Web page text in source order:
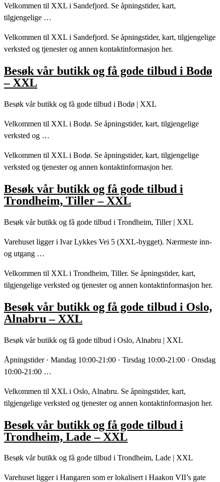
Velkommen til XXL i Sandefjord. Se åpningstider, kart,
tilgjengelige …
Velkommen til XXL i Sandefjord. Se åpningstider, kart, tilgjengelige
verksted og tjenester og annen kontaktinformasjon her.
Besøk vår butikk og få gode tilbud i Bodø
– XXL
Besøk vår butikk og få gode tilbud i Bodø | XXL
Velkommen til XXL i Bodø. Se åpningstider, kart, tilgjengelige
verksted og …
Velkommen til XXL i Bodø. Se åpningstider, kart, tilgjengelige
verksted og tjenester og annen kontaktinformasjon her.
Besøk vår butikk og få gode tilbud i
Trondheim, Tiller – XXL
Besøk vår butikk og få gode tilbud i Trondheim, Tiller | XXL
Varehuset ligger i Ivar Lykkes Vei 5 (XXL-bygget). Nærmeste inn-
og utgang …
Velkommen til XXL i Trondheim, Tiller. Se åpningstider, kart,
tilgjengelige verksted og tjenester og annen kontaktinformasjon her.
Besøk vår butikk og få gode tilbud i Oslo,
Alnabru – XXL
Besøk vår butikk og få gode tilbud i Oslo, Alnabru | XXL
Åpningstider · Mandag 10:00-21:00 · Tirsdag 10:00-21:00 · Onsdag
10:00-21:00 …
Velkommen til XXL i Oslo, Alnabru. Se åpningstider, kart,
tilgjengelige verksted og tjenester og annen kontaktinformasjon her.
Besøk vår butikk og få gode tilbud i
Trondheim, Lade – XXL
Besøk vår butikk og få gode tilbud i Trondheim, Lade | XXL
Varehuset ligger i Hangaren som er lokalisert i Haakon VII’s gate